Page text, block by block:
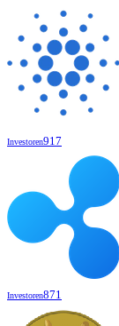
Investoren917
Investoren871